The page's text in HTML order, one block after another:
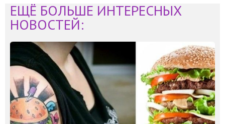
ЕЩЁ БОЛЬШЕ ИНТЕРЕСНЫХ
НОВОСТЕЙ: